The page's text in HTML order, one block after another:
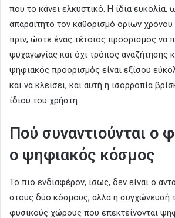
που το κάνει ελκυστικό. Η ίδια ευκολία,
απαραίτητο τον καθορισμό ορίων
πριν, ώστε ένας τέτοιος προορισμός να
ψυχαγωγίας και όχι τρόπος αναζήτησης
ψηφιακός προορισμός είναι εξίσου
και να κλείσει, και αυτή η ισορροπία
ίδιου του χρήστη.
Πού συναντιούνται ο
ο ψηφιακός κόσμος
Το πιο ενδιαφέρον, ίσως, δεν είναι ο
στους δύο κόσμους, αλλά η συγχώνευσή
φυσικούς χώρους που επεκτείνονται